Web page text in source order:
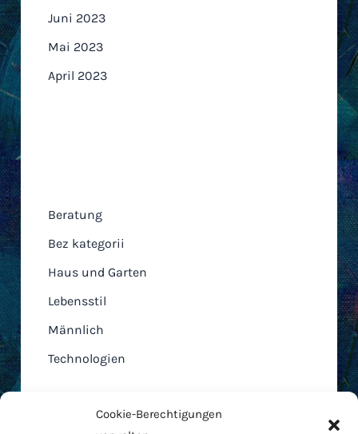
Cookie-Berechtigungen
Juni 2023
Mai 2023
April 2023
Beratung
Bez kategorii
Haus und Garten
Lebensstil
Männlich
Technologien